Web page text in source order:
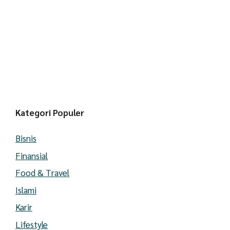
Kategori Populer
Bisnis
Finansial
Food & Travel
Islami
Karir
Lifestyle